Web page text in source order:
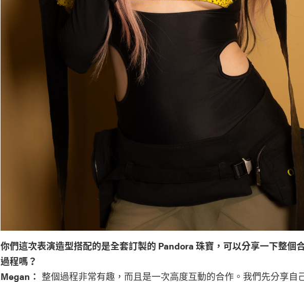
你們這次表演造型搭配的是全套訂製的 Pandora 珠寶，可以分享一下整個
過程嗎？
Megan： 整個過程非常有趣，而且是一次高度互動的合作。我們先分享自